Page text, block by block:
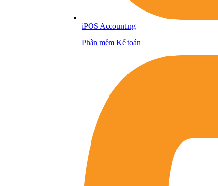
iPOS Accounting
Phần mềm Kế toán